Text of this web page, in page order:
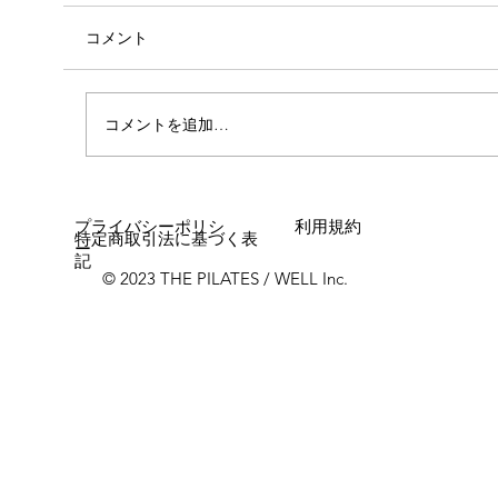
心斎橋店 店長就任！！
コメント
コメントを追加…
© 2023 THE PILATES / WELL Inc.
プライバシーポリシ
ー
利用規約
特定商取引法に基づく表
記